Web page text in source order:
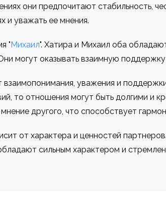
они предпочитают стабильность,
и уважать ее мнения.
"Михаил". Хатира и Михаил оба
могут оказывать взаимную поддержку
уважения и
то отношения могут быть долгими и
другого, что способствует
от характера и ценностей
сильным характером и